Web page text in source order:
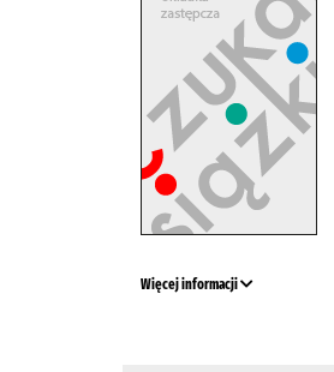
Więcej informacji